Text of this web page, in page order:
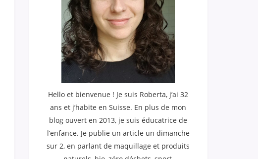
Hello et bienvenue ! Je suis Roberta, j’ai 32
ans et j’habite en Suisse. En plus de mon
blog ouvert en 2013, je suis éducatrice de
l’enfance. Je publie un article un dimanche
sur 2, en parlant de maquillage et produits